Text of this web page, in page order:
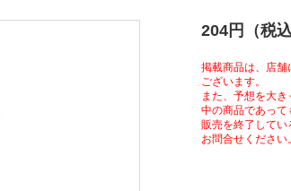
204円（税
掲載商品は、店舗
ございます。
また、予想を大
中の商品であって
販売を終了して
お問合せください